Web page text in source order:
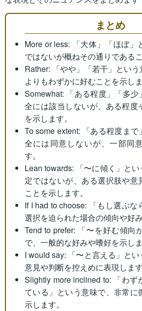
まとめ
More or less: 「大体」「ほぼ」
ではないが概ねその通りである
Rather: 「やや」「若干」とい
よりもわずかに好むことを示しま
Somewhat: 「ある程度」「多
全には該当しないが、ある程度
を示します。
To some extent: 「ある程度ま
全には同意しないが、一部同
す。
Lean towards: 「〜に傾く」と
定ではないが、ある選択肢や意
ことを示します。
If I had to choose: 「もし選ぶな
選択を迫られた場合の傾向や好
Tend to prefer: 「〜を好む傾向
で、一般的な好みや嗜好を示しま
I would say: 「〜と言える」と
意見や判断を控えめに表現します
Slightly more inclined to: 「わず
ている」という意味で、非常に
示します。